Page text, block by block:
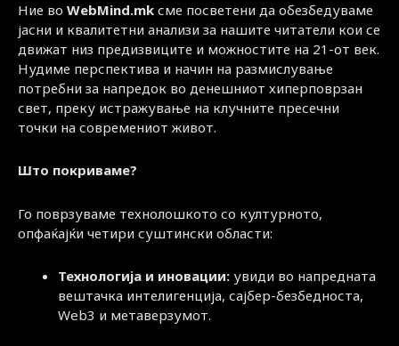
Ние во WebMind.mk сме посветени да обезбедуваме
јасни и квалитетни анализи за нашите читатели кои се
движат низ предизвиците и можностите на 21-от век.
Нудиме перспектива и начин на размислување
потребни за напредок во денешниот хиперповрзан
свет, преку истражување на клучните пресечни
точки на современиот живот.
Што покриваме?
Го поврзуваме технолошкото со културното,
опфаќајќи четири суштински области:
Технологија и иновации: увиди во напредната
вештачка интелигенција, сајбер-безбедноста,
Web3 и метаверзумот.